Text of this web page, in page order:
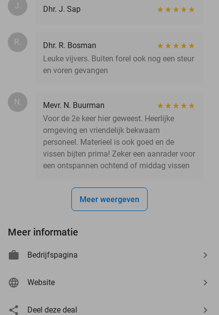
J. Dhr. J. Sap
R.
Dhr. R. Bosman
Leuke vijvers. Buiten forel ook nog een steur
en voren gevangen
N.
Mevr. N. Buurman
Voor de 2e keer hier geweest. Heerlijke
omgeving en vriendelijk bekwaam
personeel. Materieel is ook goed en de
vissen bijten prima! Zeker een aanrader voor
een ontspannen ochtend of middag vissen
Meer weergeven
Meer informatie
Bedrijfspagina
Website
Deel deze deal